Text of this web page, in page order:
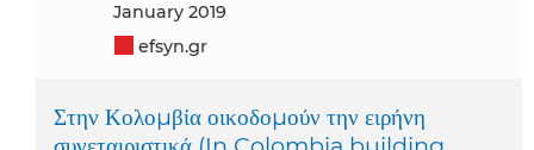
January 2019
efsyn.gr
Στην Κολομβία οικοδομούν την ειρήνη